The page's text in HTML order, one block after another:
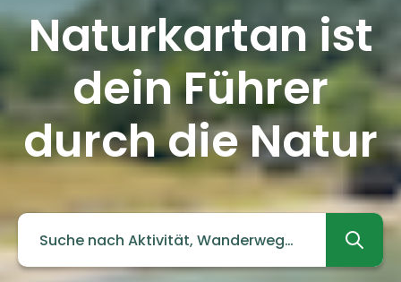
Naturkartan ist
dein Führer
durch die Natur